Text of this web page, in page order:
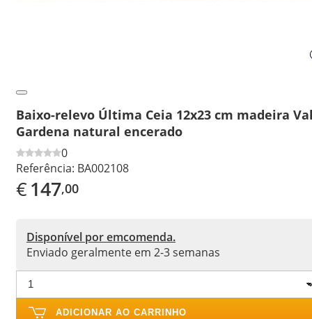
Baixo-relevo Última Ceia 12x23 cm madeira
Gardena natural encerado
0
Referência: BA002108
€147,00
Disponível por emcomenda.
Enviado geralmente em 2-3 semanas
ADICIONAR AO CARRINHO